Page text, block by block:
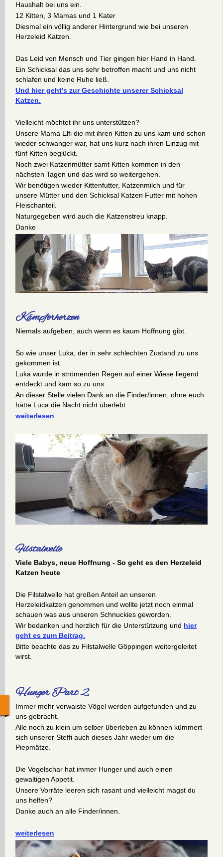
Haushalt bei uns ein.
12 Kitten, 3 Mamas und 1 Kater
Diesmal ein völlig anderer Hintergrund wie bei unseren
Herzeleid Katzen.
Das Leid von Mensch und Tier gingen hier Hand in Hand.
Ein Schicksal das uns sehr betroffen macht und uns nicht
schlafen und keine Ruhe ließ.
Und hier geht’s zur Geschichte unserer Schicksal
Katzen.
Vielleicht möchtet ihr uns unterstützen?
Unsere Mama Elfi die mit ihren Kitten zu uns kam und schon
wieder schwanger war, hat uns kurz nach ihren Einzug mit
fünf Kitten beglückt.
Noch zwei Katzenmütter samt Kitten kommen in den
nächsten Tagen und das wird so weitergehen.
Wir benötigen wieder Kittenfutter, Katzenmilch und für
unsere Mütter und den Schicksal Katzen Futter mit hohen
Fleischanteil.
Naturgegeben wird auch die Katzenstreu knapp.
Danke
Kämpferherzen
Niemals aufgeben, auch wenn es kaum Hoffnung gibt.
So wie unser Luka, der in sehr schlechten Zustand zu uns
gekommen ist.
Luka wurde in strömenden Regen auf einer Wiese liegend
entdeckt und kam so zu uns.
An dieser Stelle vielen Dank an die Finder/innen, ohne euch
hätte Luca die Nacht nicht überlebt.
weiterlesen
Filstalwelle
Viele Babys, neue Hoffnung - So geht es den Herzeleid
Katzen heute
Die Filstalwelle hat großen Anteil an unseren
Herzeleidkatzen genommen und wollte jetzt noch einmal
schauen was aus unseren Schnuckies geworden.
Wir bedanken und herzlich für die Unterstützung und hier
geht es zum Beitrag.
Bitte beachte das zu Filstalwelle Göppingen weitergeleitet
wirst.
Hunger Part 2
Immer mehr verwaiste Vögel werden aufgefunden und zu
uns gebracht.
Alle noch zu klein um selber überleben zu können kümmert
sich unserer Steffi auch dieses Jahr wieder um die
Piepmätze.
Die Vogelschar hat immer Hunger und auch einen
gewaltigen Appetit.
​Unsere Vorräte leeren sich rasant und vielleicht magst du
uns helfen?
Danke auch an alle Finder/innen.
weiterlesen